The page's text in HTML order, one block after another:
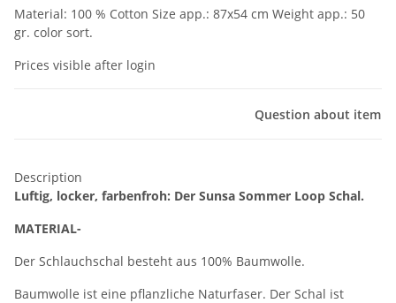
Material: 100 % Cotton Size app.: 87x54 cm Weight app.: 50
gr. color sort.
Prices visible after login
Question about item
Description
Luftig, locker, farbenfroh: Der Sunsa Sommer Loop Schal.
MATERIAL-
Der Schlauchschal besteht aus 100% Baumwolle.
Baumwolle ist eine pflanzliche Naturfaser. Der Schal ist